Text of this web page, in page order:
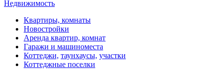
Недвижимость
Квартиры, комнаты
Новостройки
Аренда квартир, комнат
Гаражи и машиноместа
Коттеджи, таунхаусы, участки
Коттеджные поселки